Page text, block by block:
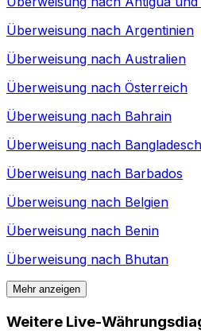
Überweisung nach Argentinien
Überweisung nach Australien
Überweisung nach Österreich
Überweisung nach Bahrain
Überweisung nach Bangladesch
Überweisung nach Barbados
Überweisung nach Belgien
Überweisung nach Benin
Überweisung nach Bhutan
Mehr anzeigen
Weitere Live-